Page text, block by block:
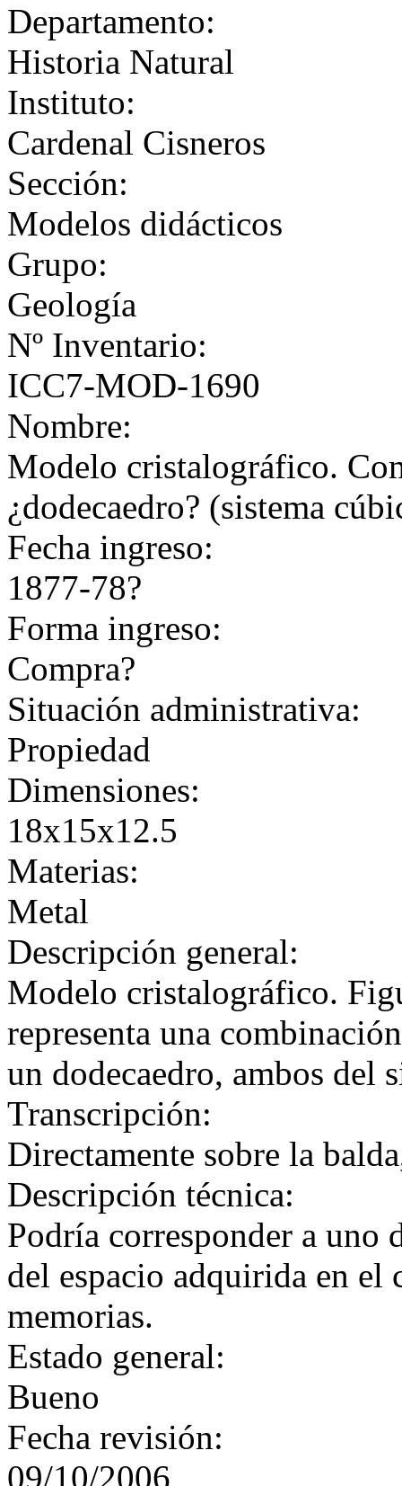
Departamento:
Historia Natural
Instituto:
Cardenal Cisneros
Sección:
Modelos didácticos
Grupo:
Geología
Nº Inventario:
ICC7-MOD-1690
Nombre:
Modelo cristalográfico.
¿dodecaedro? (sistema
Fecha ingreso:
1877-78?
Forma ingreso:
Compra?
Situación administrativa:
Propiedad
Dimensiones:
18x15x12.5
Materias:
Metal
Descripción general:
Modelo cristalográfico.
representa una
un dodecaedro, ambos del
Transcripción:
Directamente sobre la
Descripción técnica:
Podría corresponder a uno
del espacio adquirida en el
memorias.
Estado general:
Bueno
Fecha revisión:
09/10/2006